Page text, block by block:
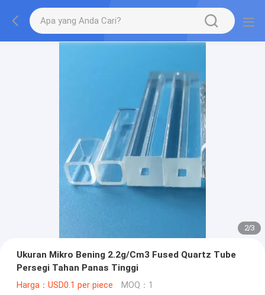
2/3
Ukuran Mikro Bening 2.2g/Cm3 Fused Quartz Tube
Persegi Tahan Panas Tinggi
Harga：USD0.1 per piece MOQ：1